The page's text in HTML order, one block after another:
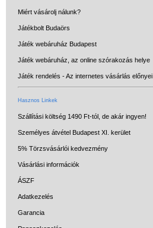
Miért vásárolj nálunk?
Játékbolt Budaörs
Játék webáruház Budapest
Játék webáruház, az online szórakozás helye
Játék rendelés - Az internetes vásárlás előnyei
Hasznos Linkek
Szállítási költség 1490 Ft-tól, de akár ingyen!
Személyes átvétel Budapest XI. kerület
5% Törzsvásárlói kedvezmény
Vásárlási információk
ÁSZF
Adatkezelés
Garancia